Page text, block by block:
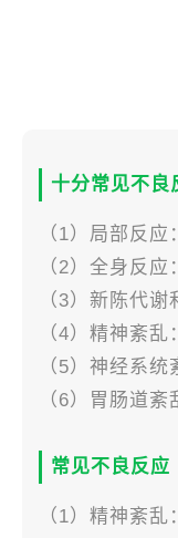
十分常见不良
（1）局部反
（2）全身反
（3）新陈代谢
（4）精神紊
（5）神经系统
（6）胃肠道紊
常见不良反应
（1）精神紊乱